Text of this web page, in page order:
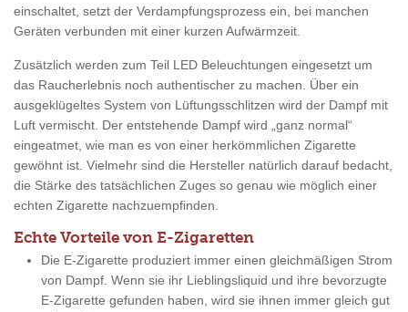
einschaltet, setzt der Verdampfungsprozess ein, bei manchen
Geräten verbunden mit einer kurzen Aufwärmzeit.
Zusätzlich werden zum Teil LED Beleuchtungen eingesetzt um
das Raucherlebnis noch authentischer zu machen. Über ein
ausgeklügeltes System von Lüftungsschlitzen wird der Dampf mit
Luft vermischt. Der entstehende Dampf wird „ganz normal“
eingeatmet, wie man es von einer herkömmlichen Zigarette
gewöhnt ist. Vielmehr sind die Hersteller natürlich darauf bedacht,
die Stärke des tatsächlichen Zuges so genau wie möglich einer
echten Zigarette nachzuempfinden.
Echte Vorteile von E-Zigaretten
Die E-Zigarette produziert immer einen gleichmäßigen Strom
von Dampf. Wenn sie ihr Lieblingsliquid und ihre bevorzugte
E-Zigarette gefunden haben, wird sie ihnen immer gleich gut